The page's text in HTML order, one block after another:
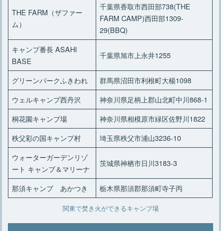
THE FARM（ザファー
ム）
千葉県香取市西田部738(THE
FARM CAMP)西田部1309-
29(BBQ)
キャンプ番長 ASAHI
BASE
千葉県旭市上永井1255
グリーンパークふきわれ
群馬県沼田市利根町大楊1098
ウェルキャンプ西丹沢
神奈川県足柄上郡山北町中川868-1
桐花園キャンプ場
神奈川県相模原市緑区佐野川1822
秩父彩の国キャンプ村
埼玉県秩父市浦山3236-10
ウォーターガーデンリゾ
ート キャンプ＆マリーナ
茨城県神栖市日川3183-3
那須キャンプ あかつき 栃木県那須郡那須町寺子丙
関東で焚き火ができるキャンプ場